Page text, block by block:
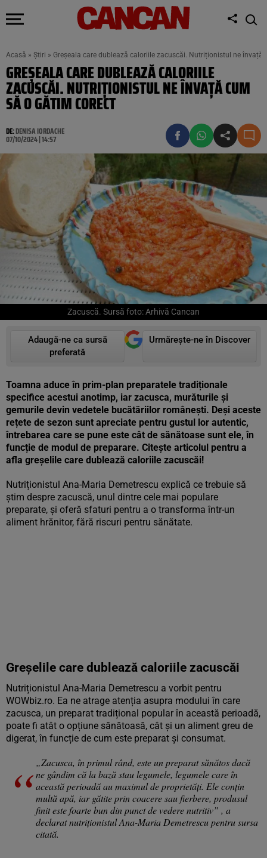
Acasă » Știri » Greșeala care dublează caloriile zacuscăi. Nutriționistul ne învață
GREȘEALA CARE DUBLEAZĂ CALORIILE
ZACUSCĂI. NUTRIȚIONISTUL NE ÎNVAȚĂ CUM
SĂ O GĂTIM CORECT
DE:DENISA IORDACHE
07/10/2024 | 14:57
Zacuscă. Sursă foto: Arhivă Cancan
Adaugă-ne ca sursă
preferată
Urmărește-ne în Discover
Toamna aduce în prim-plan preparatele tradiționale
specifice acestui anotimp, iar zacusca, murăturile și
gemurile devin vedetele bucătăriilor românești. Deși aceste
rețete de sezon sunt apreciate pentru gustul lor autentic,
întrebarea care se pune este cât de sănătoase sunt ele, în
funcție de modul de preparare. Citește articolul pentru a
afla greșelile care dublează caloriile zacuscăi!
Nutriționistul Ana-Maria Demetrescu explică ce trebuie să
știm despre zacuscă, unul dintre cele mai populare
preparate, și oferă sfaturi pentru a o transforma într-un
aliment hrănitor, fără riscuri pentru sănătate.
Greșelile care dublează caloriile zacuscăi
Nutriționistul Ana-Maria Demetrescu a vorbit pentru
WOWbiz.ro. Ea ne atrage atenția asupra modului în care
zacusca, un preparat tradițional popular în această perioadă,
poate fi atât o opțiune sănătoasă, cât și un aliment greu de
digerat, în funcție de cum este preparat și consumat.
„Zacusca, în primul rând, este un preparat sănătos dacă
ne gândim că la bază stau legumele, legumele care în
această perioadă au maximul de proprietăți. Ele conțin
multă apă, iar gătite prin coacere sau fierbere, produsul
finit este foarte bun din punct de vedere nutritiv” , a
declarat nutriționistul Ana-Maria Demetrescu pentru sursa
citată.